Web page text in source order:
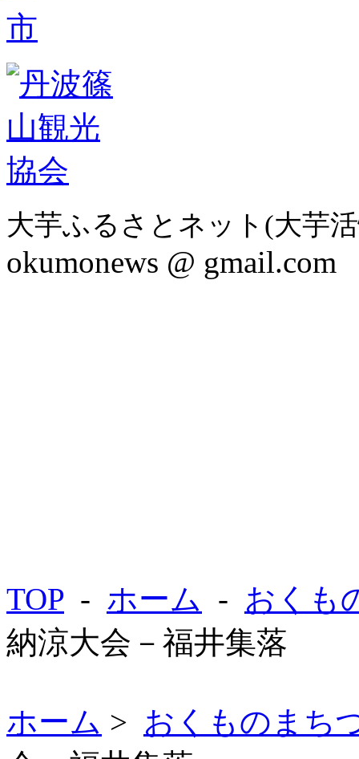
大芋ふるさとネット(大芋
okumonews @ gmail.com
TOP - ホーム - おくも
納涼大会－福井集落
ホーム > おくものまち